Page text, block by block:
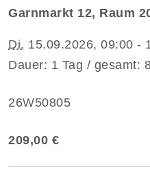
Garnmarkt 12, Raum
Di. 15.09.2026, 09:00 -
Dauer: 1 Tag / gesamt:
26W50805
209,00 €